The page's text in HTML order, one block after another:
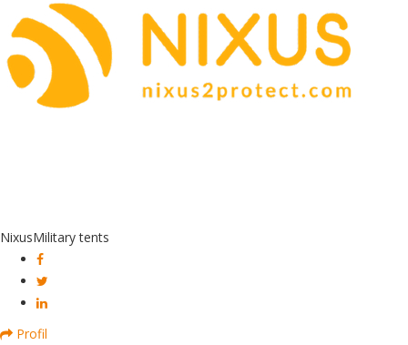
NixusMilitary tents
Profil